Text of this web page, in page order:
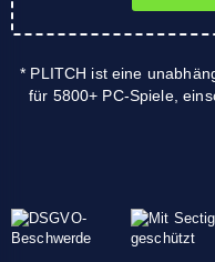
* PLITCH ist eine
für 5800+ PC-Spiele,